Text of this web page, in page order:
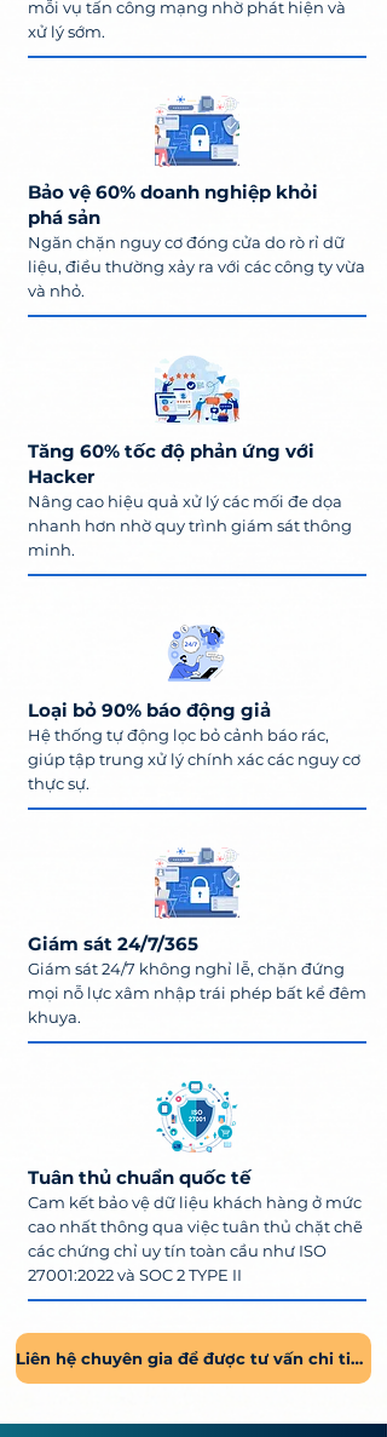
mỗi vụ tấn công mạng nhờ phát hiện và
xử lý sớm.
Bảo vệ 60% doanh nghiệp khỏi
phá sản
Ngăn chặn nguy cơ đóng cửa do rò rỉ dữ
liệu, điều thường xảy ra với các công ty vừa
và nhỏ.
Tăng 60% tốc độ phản ứng với
Hacker
Nâng cao hiệu quả xử lý các mối đe dọa
nhanh hơn nhờ quy trình giám sát thông
minh.
Loại bỏ 90% báo động giả
Hệ thống tự động lọc bỏ cảnh báo rác,
giúp tập trung xử lý chính xác các nguy cơ
thực sự.
Giám sát 24/7/365
Giám sát 24/7 không nghỉ lễ, chặn đứng
mọi nỗ lực xâm nhập trái phép bất kể đêm
khuya.
Tuân thủ chuẩn quốc tế
Cam kết bảo vệ dữ liệu khách hàng ở mức
cao nhất thông qua việc tuân thủ chặt chẽ
các chứng chỉ uy tín toàn cầu như ISO
27001:2022 và SOC 2 TYPE II
Liên hệ chuyên gia để được tư vấn chi tiết